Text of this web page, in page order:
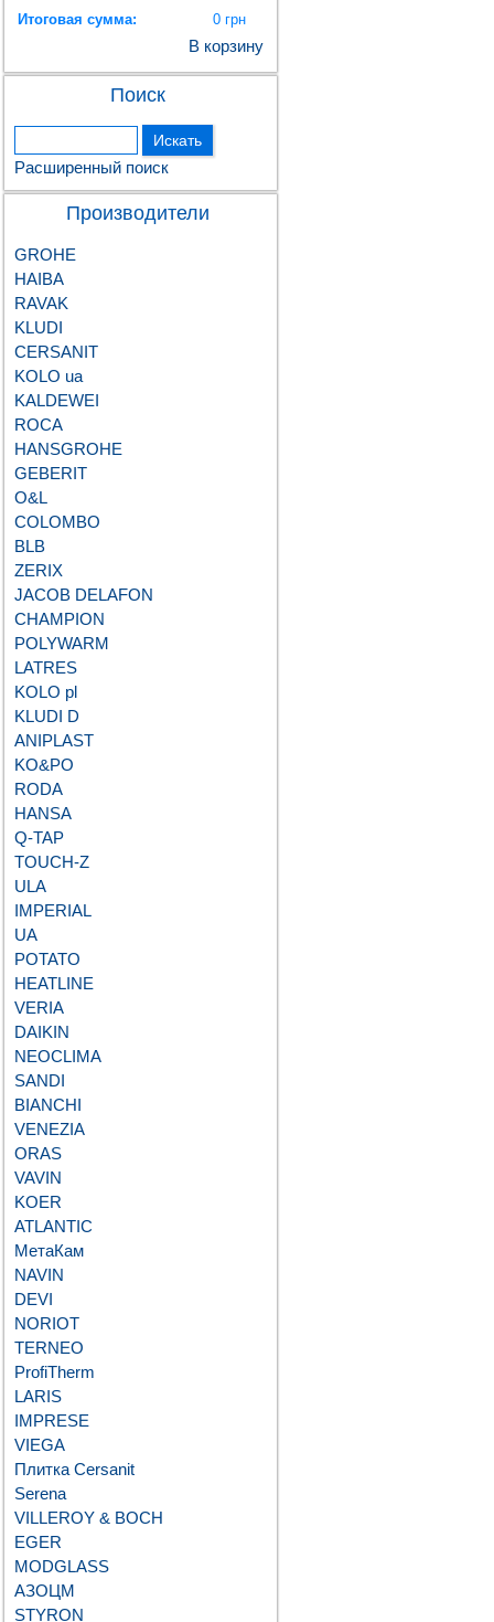
Итоговая сумма: 0 грн
В корзину
Поиск
Расширенный поиск
Производители
GROHE
HAIBA
RAVAK
KLUDI
CERSANIT
KOLO ua
KALDEWEI
ROCA
HANSGROHE
GEBERIT
О&L
COLOMBO
BLB
ZERIX
JACOB DELAFON
CHAMPION
POLYWARM
LATRES
KOLO pl
KLUDI D
ANIPLAST
KO&PO
RODA
HANSA
Q-TAP
TOUCH-Z
ULA
IMPERIAL
UA
POTATO
HEATLINE
VERIA
DAIKIN
NEOCLIMA
SANDI
BIANCHI
VENEZIA
ORAS
VAVIN
KOER
ATLANTIC
МетаКам
NAVIN
DEVI
NORIOT
TERNEO
ProfiTherm
LARIS
IMPRESE
VIEGA
Плитка Cersanit
Serena
VILLEROY & BOCH
EGER
MODGLASS
АЗОЦМ
STYRON